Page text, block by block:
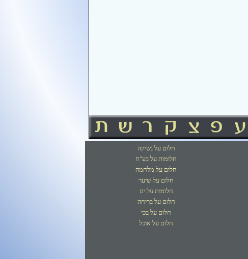
חלום על נשיקה
חלומות על בע"ח
חלום על מלחמה
חלום על שיער
חלומות על ים
חלום על בריחה
חלום על בכי
חלום על אוכל